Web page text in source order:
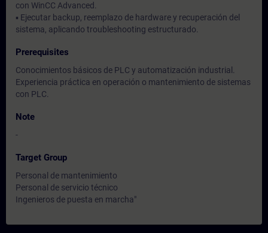
con WinCC Advanced.
▪ Ejecutar backup, reemplazo de hardware y recuperación del
sistema, aplicando troubleshooting estructurado.
Prerequisites
Conocimientos básicos de PLC y automatización industrial.
Experiencia práctica en operación o mantenimiento de sistemas
con PLC.
Note
-
Target Group
Personal de mantenimiento
Personal de servicio técnico
Ingenieros de puesta en marcha"